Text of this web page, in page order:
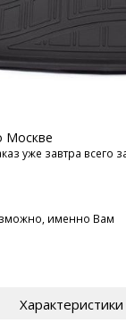
Москве
уже завтра всего
именно Вам
Характеристики